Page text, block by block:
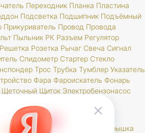
Переходник Планка Пластина
Подсветка Подшипник Подъёмный
Прикуриватель Провод Провода
Пыльник РК Разъем Регулятор
Решетка Розетка Рычаг Свеча Сигнал
Спидометр Стартер Стекло
Трос Трубка Тумблер Указатель
Фара Фароискатель Фонарь
Щеточный Щиток Электробензонасос
Диск Картер Корзина
Крышка